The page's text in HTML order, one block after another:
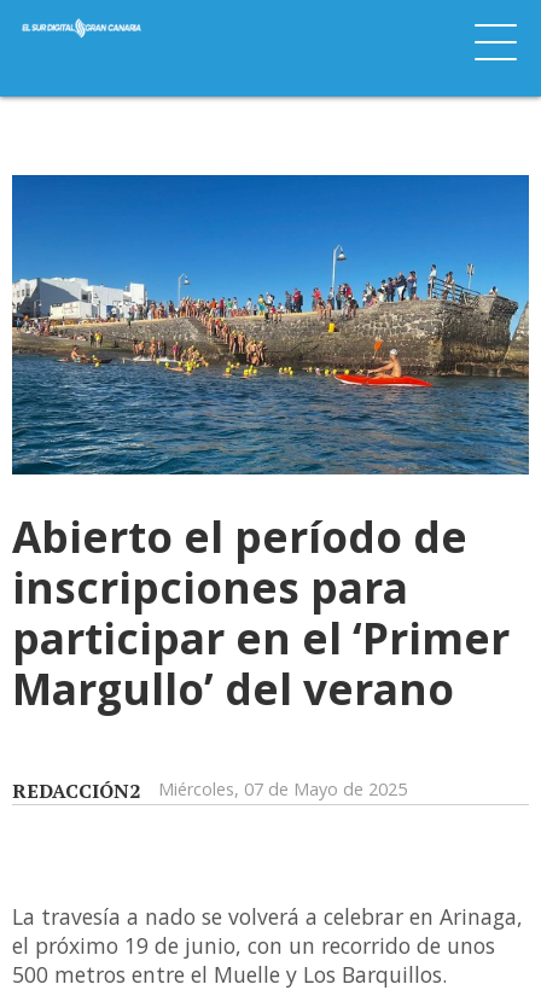
Abierto el período de
inscripciones para
participar en el ‘Primer
Margullo’ del verano
REDACCIÓN2 Miércoles, 07 de Mayo de 2025
La travesía a nado se volverá a celebrar en Arinaga,
el próximo 19 de junio, con un recorrido de unos
500 metros entre el Muelle y Los Barquillos.